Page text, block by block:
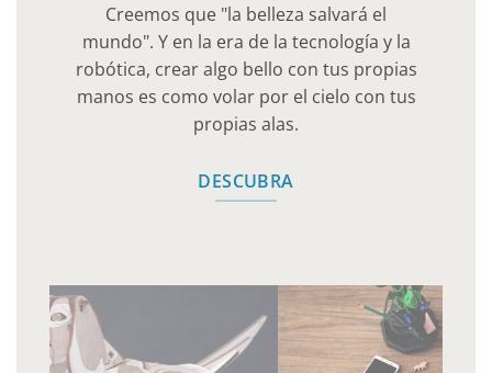
Creemos que "la belleza salvará el
mundo". Y en la era de la tecnología y la
robótica, crear algo bello con tus propias
manos es como volar por el cielo con tus
propias alas.
DESCUBRA